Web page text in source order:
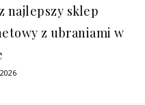
najlepszy sklep
z ubraniami w